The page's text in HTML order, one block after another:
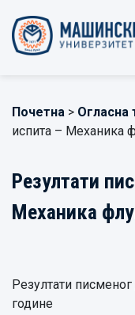
Почетна > Огласна
испита – Механика
Резултати
Механика
Резултати писменог
године